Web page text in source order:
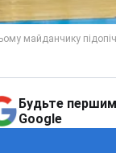
Будьте
Google